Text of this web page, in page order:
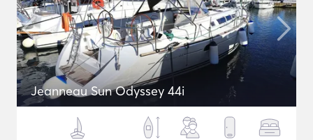
Jeanneau Sun Odyssey 44i